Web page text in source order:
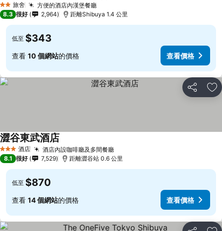
2 星級旅舍 方便的酒店內漢堡餐廳
8.3 很好 2,964 距離Shibuya 1.4 公里
低至 $343
查看 10 個網站的價格 查看價格
分享 放
3 星級 酒店 酒店內設咖啡廳及多間餐廳
澀谷東武酒店
8.1 很好 7,529 距離澀谷站 0.6 公里
低至 $870
查看 14 個網站的價格 查看價格